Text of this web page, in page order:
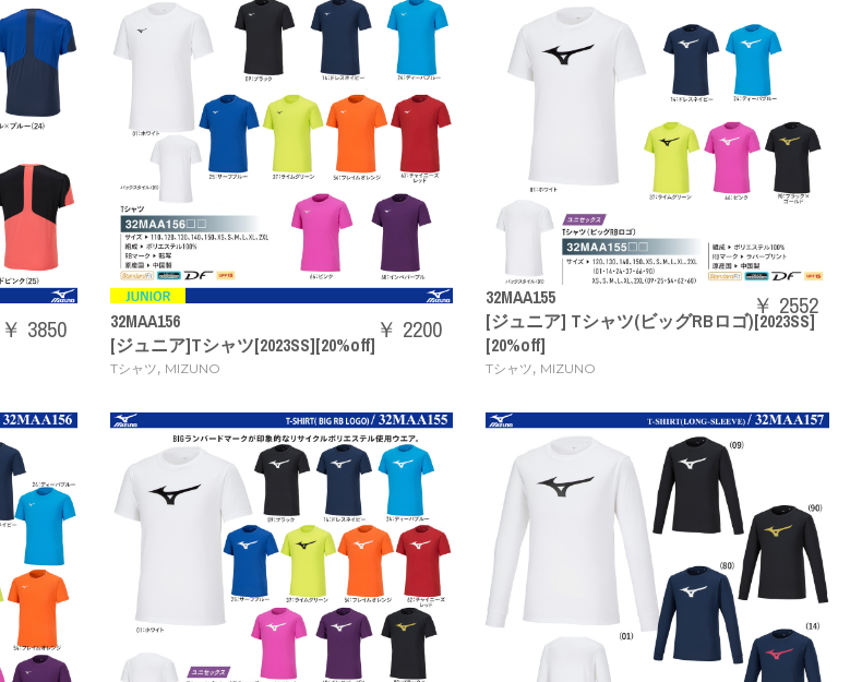
￥ 3850
32MAA156
[ジュニア]Tシャツ[2023SS][20%off]
Tシャツ, MIZUNO
￥ 2200
32MAA155
[ジュニア] Tシャツ(ビッグRBロゴ)[2023SS]
[20%off]
Tシャツ, MIZUNO
￥ 2552